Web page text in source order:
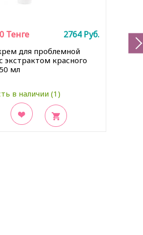
для проблемной
экстрактом красного
мл
в наличии (1)
Тенге 2764Руб.